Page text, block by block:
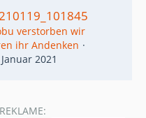
verstorben wir
ihr Andenken
2021